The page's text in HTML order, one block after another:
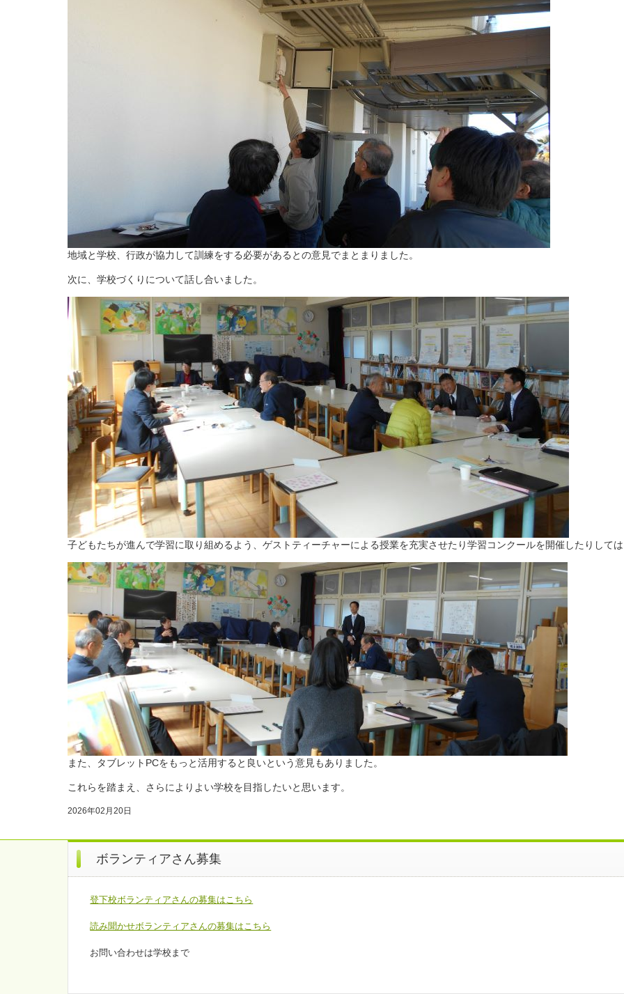
地域と学校、行政が協力して訓練をする必要があるとの意見でまとまりました。
次に、学校づくりについて話し合いました。
子どもたちが進んで学習に取り組めるよう、ゲストティーチャーによる授業を充実させたり学習コンクールを開催したりして
また、タブレットPCをもっと活用すると良いという意見もありました。
これらを踏まえ、さらによりよい学校を目指したいと思います。
2026年02月20日
ボランティアさん募集
登下校ボランティアさんの募集はこちら
読み聞かせボランティアさんの募集はこちら
お問い合わせは学校まで